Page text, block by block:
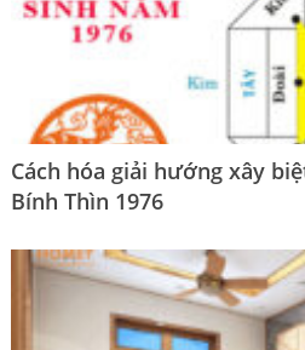
Cách hóa giải hướng xây
Bính Thìn 1976